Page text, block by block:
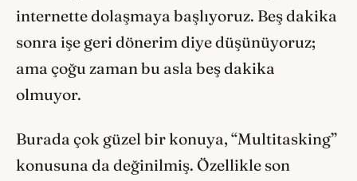
internette dolaşmaya başlıyoruz. Beş dakika
sonra işe geri dönerim diye düşünüyoruz;
ama çoğu zaman bu asla beş dakika
olmuyor.
Burada çok güzel bir konuya, “Multitasking”
konusuna da değinilmiş. Özellikle son